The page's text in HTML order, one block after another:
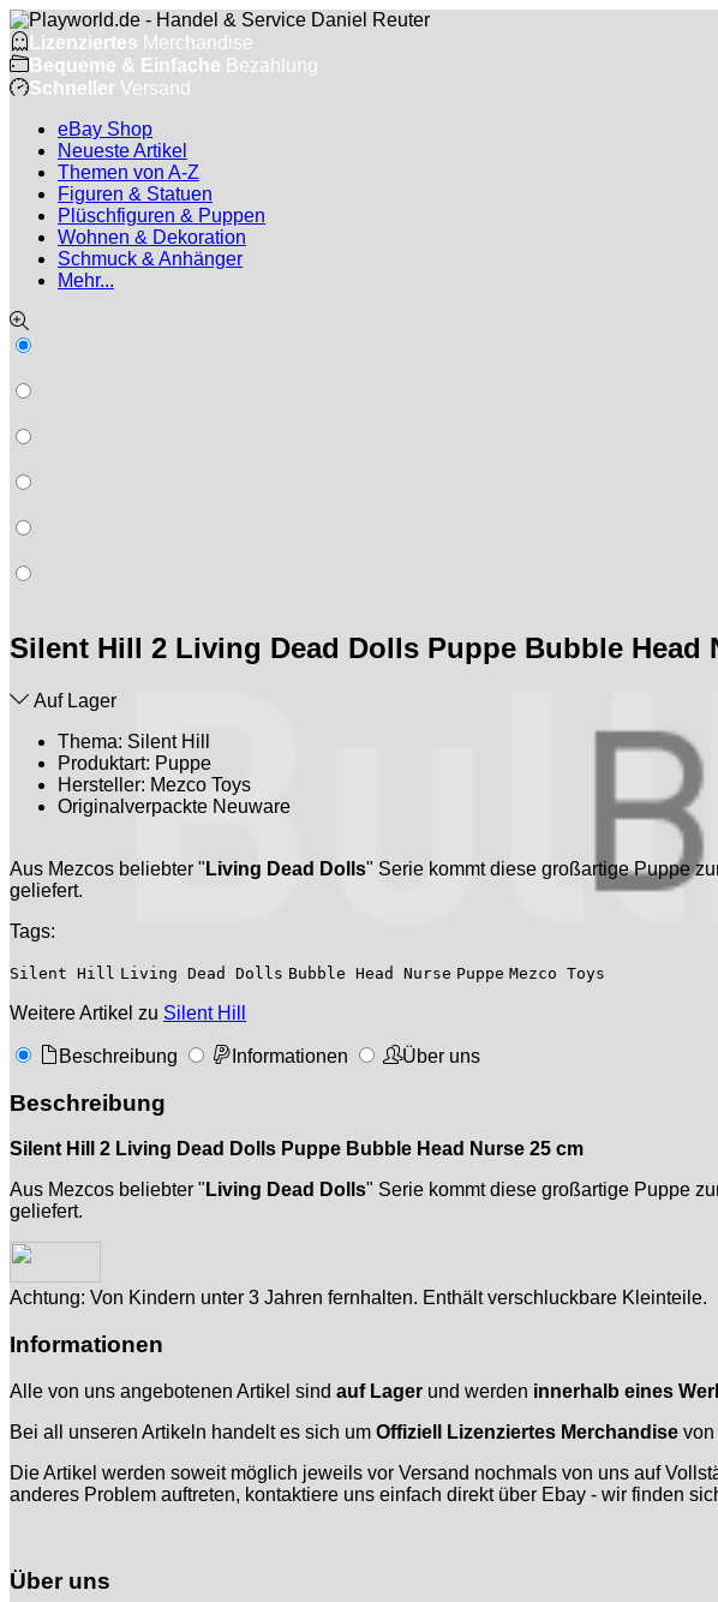
Lizenziertes Merchandise
Bequeme & Einfache Bezahlung
Schneller Versand
eBay Shop
Neueste Artikel
Themen von A-Z
Figuren & Statuen
Plüschfiguren & Puppen
Wohnen & Dekoration
Schmuck & Anhänger
Mehr...
Silent Hill 2 Living Dead Dolls Puppe Bubble Head
Auf Lager
Thema: Silent Hill
Produktart: Puppe
Hersteller: Mezco Toys
Originalverpackte Neuware
Aus Mezcos beliebter " Living Dead Dolls" Serie kommt diese großartige Puppe
geliefert.
Tags:
Silent Hill Living Dead Dolls Bubble Head Nurse Puppe Mezco Toys
Weitere Artikel zu Silent Hill
Beschreibung Informationen Über uns
Beschreibung
Silent Hill 2 Living Dead Dolls Puppe Bubble Head Nurse 25 cm
Aus Mezcos beliebter " Living Dead Dolls" Serie kommt diese großartige Puppe
geliefert.
Achtung: Von Kindern unter 3 Jahren fernhalten. Enthält verschluckbare Kleinteile.
Informationen
Alle von uns angebotenen Artikel sind auf Lager und werden innerhalb eines
Bei all unseren Artikeln handelt es sich um Offiziell Lizenziertes Merchandise von
Die Artikel werden soweit möglich jeweils vor Versand nochmals von uns auf
anderes Problem auftreten, kontaktiere uns einfach direkt über Ebay - wir finden
Über uns